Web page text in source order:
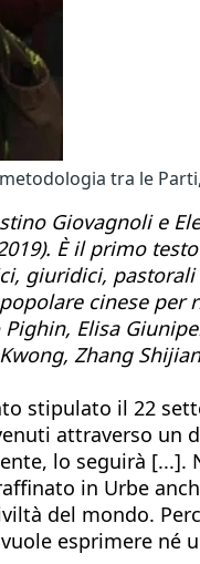
tra le
Giovagnoli e
È il primo
giuridici,
cinese
Elisa
Zhang
stipulato il 22
attraverso
lo seguirà [...].
in Urbe
del mondo.
esprimere